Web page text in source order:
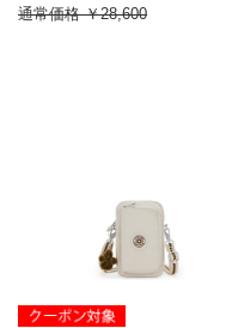
通常価格￥28,600